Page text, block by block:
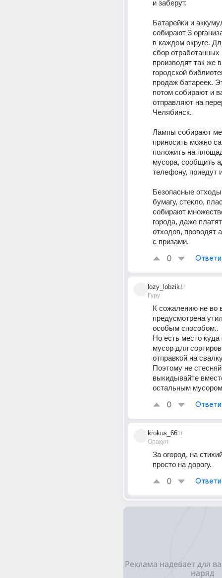
и заберут.
Батарейки и
собирают 3
в каждом округе.
сбор отработанных
производят так же
городской
продаж батареек.
потом собирают и
отправляют на
Челябинск.
Лампы собирают
приносить можно
положить на
мусора, сообщить
телефону, приедут
Безопасные
бумагу, стекло,
собирают
города, даже
отходов, проводят
с призами.
0
lozy_lobzik
Гуру
1г
К сожалению не во
предусмотрена
особым способом..
Но есть место куда
мусор для
отправкой на
Поэтому не
выкидывайте
остальным
0
krokus_66
Оракул
1г
За огород, на
просто на дорогу.
0